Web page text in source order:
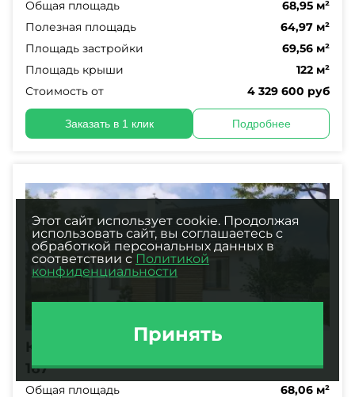
Общая площадь
68,95 м²
Полезная площадь
64,97 м²
Площадь застройки
69,56 м²
Площадь крыши
122 м²
Стоимость от
4 329 600 руб
Заказать в 1 клик Подробнее
Каркасно-панельный дом 8 на 8 AET-
167
Общая площадь 68,06 м²
Этот сайт использует cookie. Продолжая
использовать сайт, вы соглашаетесь с
обработкой персональных данных в
соответствии с Политикой
конфиденциальности
Принять